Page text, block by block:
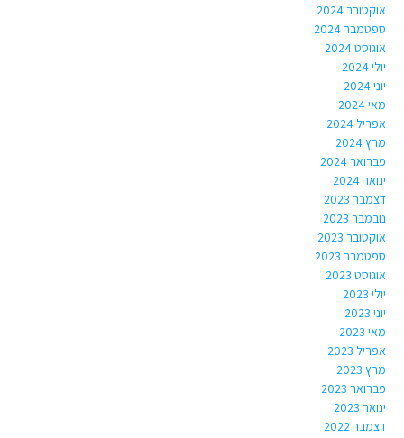
אוקטובר 2024
ספטמבר 2024
אוגוסט 2024
יולי 2024
יוני 2024
מאי 2024
אפריל 2024
מרץ 2024
פברואר 2024
ינואר 2024
דצמבר 2023
נובמבר 2023
אוקטובר 2023
ספטמבר 2023
אוגוסט 2023
יולי 2023
יוני 2023
מאי 2023
אפריל 2023
מרץ 2023
פברואר 2023
ינואר 2023
דצמבר 2022